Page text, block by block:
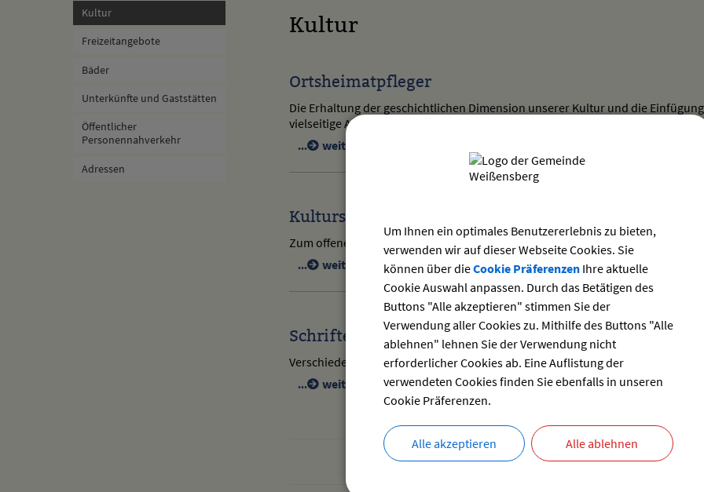
Kultur
Freizeitangebote
Bäder
Unterkünfte und Gaststätten
Öffentlicher
Personennahverkehr
Adressen
Kultur
Ortsheimatpfleger
Die Erhaltung der geschichtlichen Dimension unserer Kultur und die
vielseitige Aufgaben und bedürfen der vertrauensvollen Mitarbeit vieler.
weiterlesen
Kulturstammtisch Weißensberg
Zum offenen Kulturstammtisch Weißensberg kann jeder kommen – man trifft
weiterlesen
Schriften über Weißensberg
Verschiedene Broschüren und das Heimatbuch erzählen von Weißensberg
weiterlesen
Um Ihnen ein optimales Benutzererlebnis zu bieten,
verwenden wir auf dieser Webseite Cookies. Sie
können über dieCookie PräferenzenIhre aktuelle
Cookie Auswahl anpassen. Durch das Betätigen des
Buttons "Alle akzeptieren" stimmen Sie der
Verwendung aller Cookies zu. Mithilfe des Buttons "Alle
ablehnen" lehnen Sie der Verwendung nicht
erforderlicher Cookies ab. Eine Auflistung der
verwendeten Cookies finden Sie ebenfalls in unseren
Cookie Präferenzen.
Alle akzeptieren Alle ablehnen